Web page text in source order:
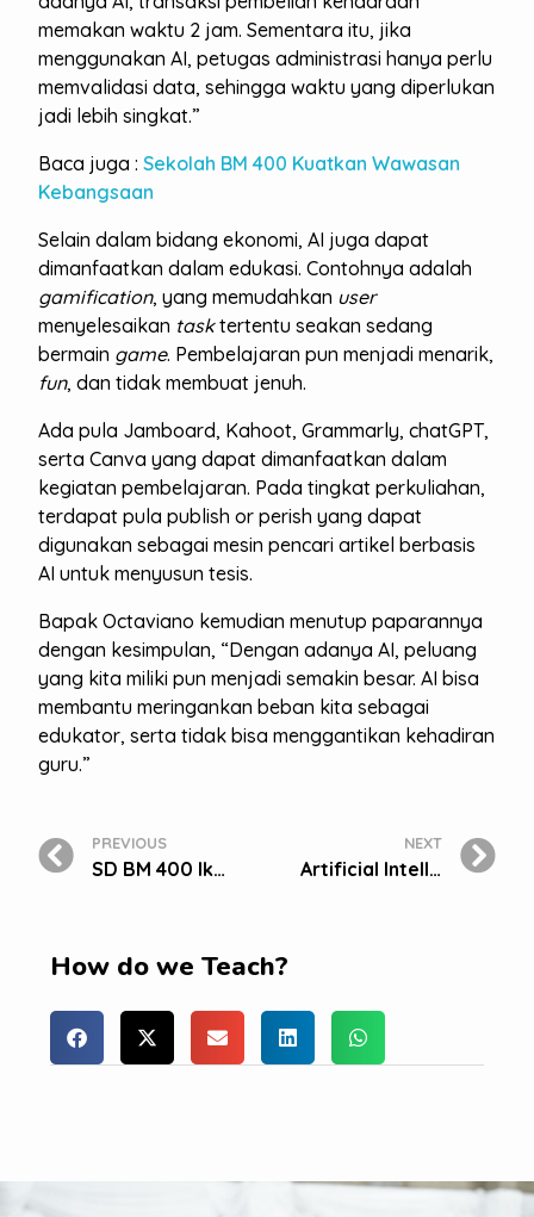
memakan waktu 2 jam. Sementara itu, jika
menggunakan AI, petugas administrasi hanya perlu
memvalidasi data, sehingga waktu yang diperlukan
jadi lebih singkat.”
Baca juga :Sekolah BM 400 Kuatkan Wawasan
Kebangsaan
Selain dalam bidang ekonomi, AI juga dapat
dimanfaatkan dalam edukasi. Contohnya adalah
gamification, yang memudahkan user
menyelesaikan tasktertentu seakan sedang
bermain game. Pembelajaran pun menjadi menarik,
fun, dan tidak membuat jenuh.
Ada pula Jamboard, Kahoot, Grammarly, chatGPT,
serta Canva yang dapat dimanfaatkan dalam
kegiatan pembelajaran. Pada tingkat perkuliahan,
terdapat pula publish or perish yang dapat
digunakan sebagai mesin pencari artikel berbasis
AI untuk menyusun tesis.
Bapak Octaviano kemudian menutup paparannya
dengan kesimpulan, “Dengan adanya AI, peluang
yang kita miliki pun menjadi semakin besar. AI bisa
membantu meringankan beban kita sebagai
edukator, serta tidak bisa menggantikan kehadiran
guru.”
PREVIOUS
SD BM 400 Ikuti School Immersion di Greendale Primary School Singapura
NEXT
Artificial Intelligence di Sekolah Bakti Mulya 400
How do we Teach?